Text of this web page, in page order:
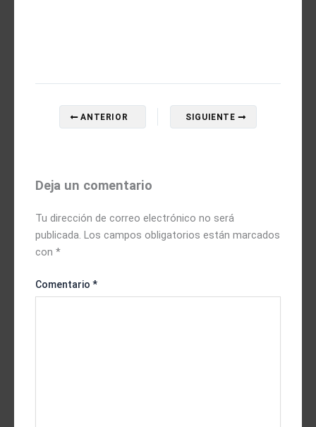
ANTERIOR SIGUIENTE
Deja un comentario
Tu dirección de correo electrónico no será
publicada. Los campos obligatorios están marcados
con *
Comentario *